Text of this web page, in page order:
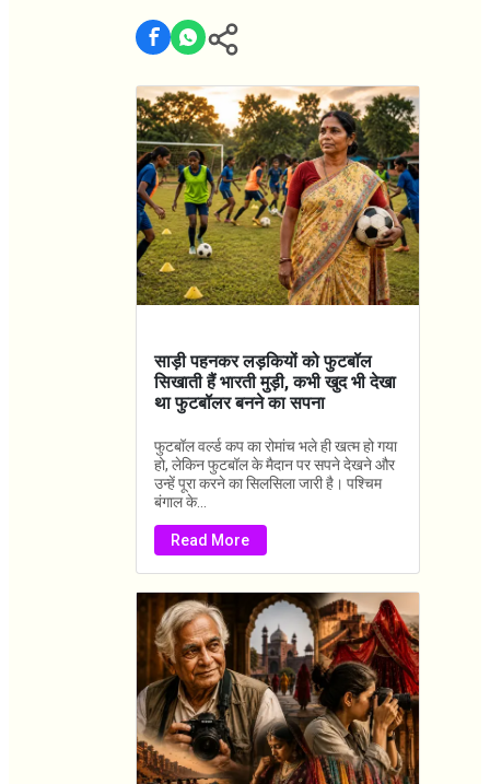
साड़ी पहनकर लड़कियों को फुटबॉल
सिखाती हैं भारती मुड़ी, कभी खुद भी देखा
था फुटबॉलर बनने का सपना
फुटबॉल वर्ल्ड कप का रोमांच भले ही खत्म हो गया
हो, लेकिन फुटबॉल के मैदान पर सपने देखने और
उन्हें पूरा करने का सिलसिला जारी है। पश्चिम
बंगाल के...
Read More